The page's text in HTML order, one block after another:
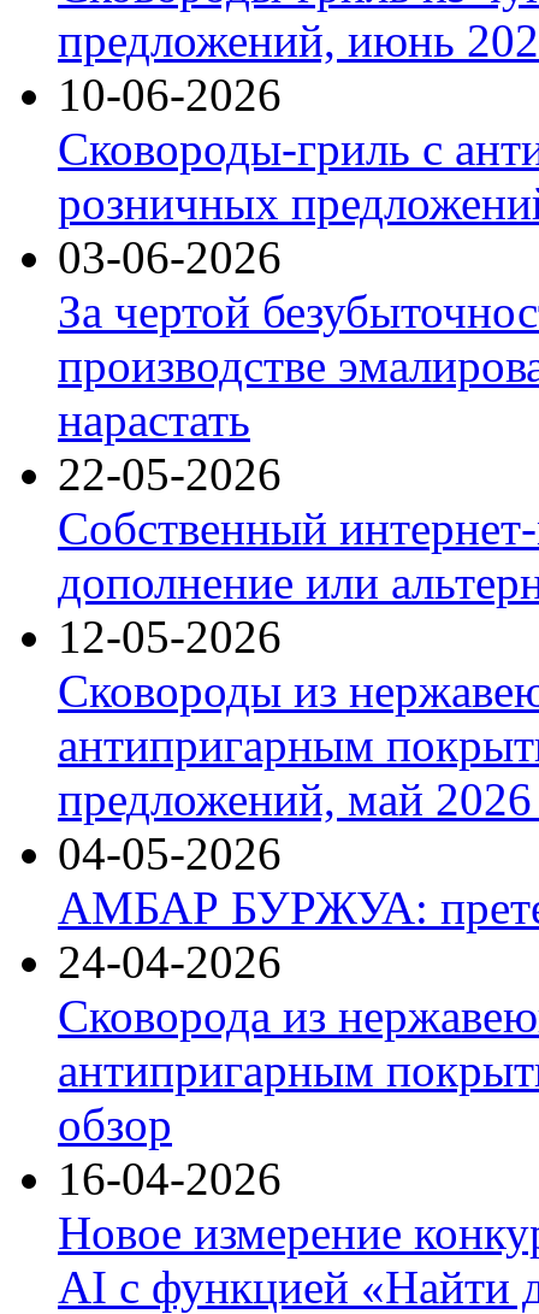
предложений, июнь
10-06-2026
Сковороды-гриль с
розничных
03-06-2026
За чертой
производстве
нарастать
22-05-2026
Собственный
дополнение или
12-05-2026
Сковороды из
антипригарным
предложений, май 2026
04-05-2026
АМБАР БУРЖУА:
24-04-2026
Сковорода из
антипригарным
обзор
16-04-2026
Новое измерение
AI с функцией «Найти